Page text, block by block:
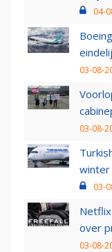
04-
03-08-
03-08-
winter
03-
over
03-08-